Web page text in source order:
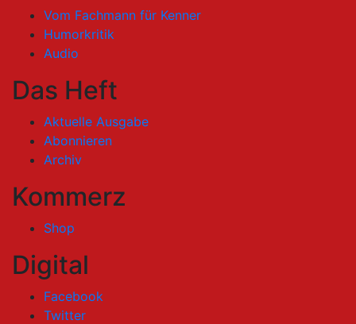
Vom Fachmann für Kenner
Humorkritik
Audio
Das Heft
Aktuelle Ausgabe
Abonnieren
Archiv
Kommerz
Shop
Digital
Facebook
Twitter